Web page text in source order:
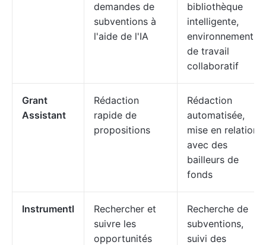
demandes de
subventions à
l'aide de l'IA
bibliothèque
intelligente,
environnement
de travail
collaboratif
Grant
Assistant
Rédaction
rapide de
propositions
Rédaction
automatisée,
mise en relation
avec des
bailleurs de
fonds
Instrumentl
Rechercher et
suivre les
opportunités
Recherche de
subventions,
suivi des